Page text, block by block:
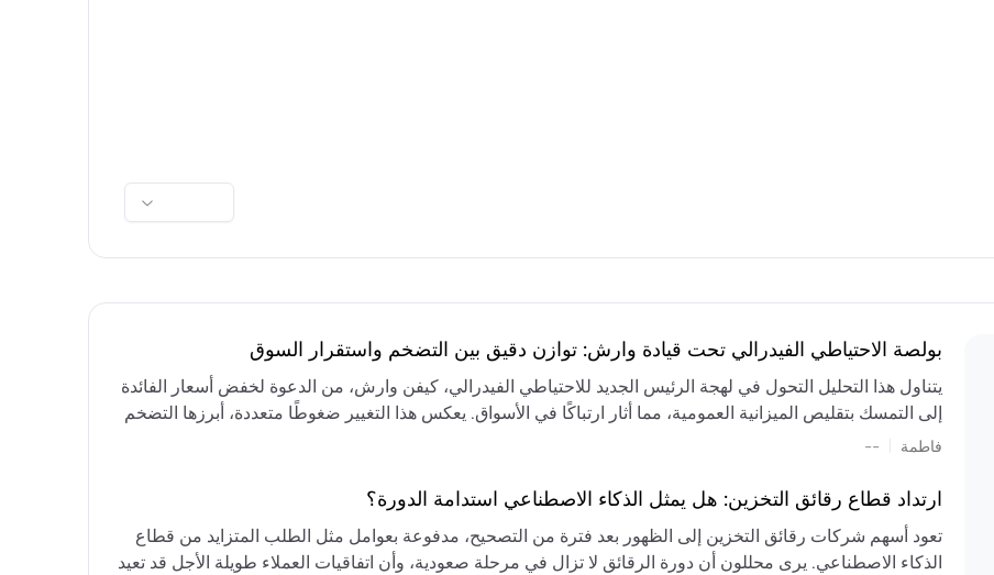
بولصة الاحتياطي الفيدرالي تحت قيادة وارش: توازن دقيق بين التضخم واستقرار السوق
يتناول هذا التحليل التحول في لهجة الرئيس الجديد للاحتياطي الفيدرالي، كيفن وارش، من الدعوة لخفض أسعار الفائدة
إلى التمسك بتقليص الميزانية العمومية، مما أثار ارتباكًا في الأسواق. يعكس هذا التغيير ضغوطًا متعددة، أبرزها التضخم
المستمر، والعجز المالي الكبير، والتوترات الجيوسياسية في الشرق الأوسط، التي تقيد خيارات خفض الفائدة أو خفض
وتجنب التدابير الاستفزازية التي قد تزعزع استقرار السوق.
فاطمة --
ارتداد قطاع رقائق التخزين: هل يمثل الذكاء الاصطناعي استدامة الدورة؟
تعود أسهم شركات رقائق التخزين إلى الظهور بعد فترة من التصحيح، مدفوعة بعوامل مثل الطلب المتزايد من قطاع
الذكاء الاصطناعي. يرى محللون أن دورة الرقائق لا تزال في مرحلة صعودية، وأن اتفاقيات العملاء طويلة الأجل قد تعيد